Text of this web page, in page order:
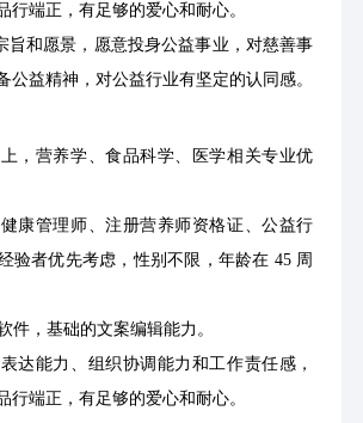
行端正，有足够的爱心和耐心。
旨和愿景，愿意投身公益事业，对慈善事
公益精神，对公益行业有坚定的认同感。
，营养学、食品科学、医学相关专业优
康管理师、注册营养师资格证、公益行
验者优先考虑，性别不限，年龄在 45 周
件，基础的文案编辑能力。
达能力、组织协调能力和工作责任感，
行端正，有足够的爱心和耐心。